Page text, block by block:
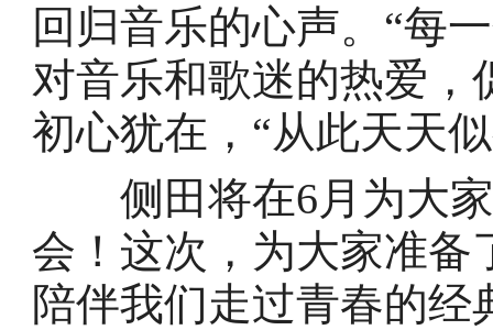
回归音乐的心声。“每
对音乐和歌迷的热爱，
初心犹在，“从此天天
侧田将在6月为大家
会！这次，为大家准备
陪伴我们走过青春的